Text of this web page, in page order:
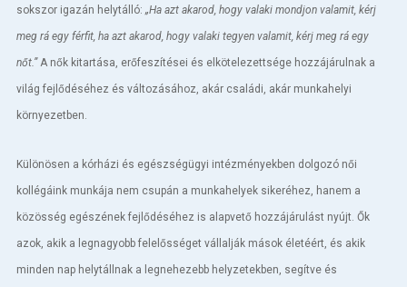
sokszor igazán helytálló: „Ha azt akarod, hogy valaki mondjon valamit, kérj
meg rá egy férfit, ha azt akarod, hogy valaki tegyen valamit, kérj meg rá egy
nőt.”A nők kitartása, erőfeszítései és elkötelezettsége hozzájárulnak a
világ fejlődéséhez és változásához, akár családi, akár munkahelyi
környezetben.
Különösen a kórházi és egészségügyi intézményekben dolgozó női
kollégáink munkája nem csupán a munkahelyek sikeréhez, hanem a
közösség egészének fejlődéséhez is alapvető hozzájárulást nyújt. Ők
azok, akik a legnagyobb felelősséget vállalják mások életéért, és akik
minden nap helytállnak a legnehezebb helyzetekben, segítve és